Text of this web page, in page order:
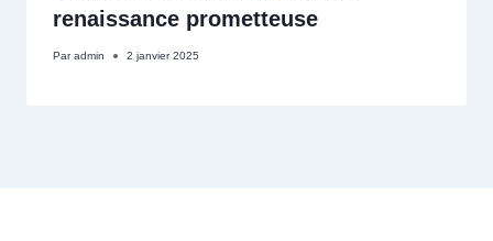
renaissance prometteuse
Par admin 2 janvier 2025